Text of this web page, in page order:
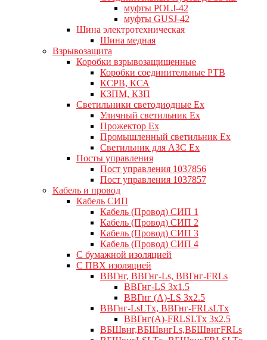
муфты POLJ-42
муфты GUSJ-42
Шина электротехническая
Шина медная
Взрывозащита
Коробки взрывозащищенные
Коробки соединительные РТВ
КСРВ, КСА
КЗПМ, КЗП
Светильники светодиодные Ex
Уличный светильник Ex
Прожектор Ex
Промышленный светильник Ex
Светильник для АЗС Ex
Посты управления
Пост управления 1037856
Пост управления 1037857
Кабель и провод
Кабель СИП
Кабель (Провод) СИП 1
Кабель (Провод) СИП 2
Кабель (Провод) СИП 3
Кабель (Провод) СИП 4
С бумажной изоляцией
С ПВХ изоляцией
ВВГнг, ВВГнг-Ls, ВВГнг-FRLs
ВВГнг-LS 3х1.5
ВВГнг (А)-LS 3х2.5
ВВГнг-LsLTx, ВВГнг-FRLsLTx
ВВГнг(А)-FRLSLTx 3х2.5
ВБШвнг,ВБШвнгLs,ВБШвнгFRLs